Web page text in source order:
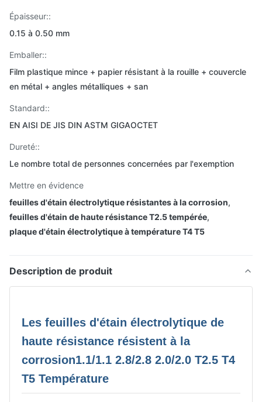
Épaisseur::
0.15 à 0.50 mm
Emballer::
Film plastique mince + papier résistant à la rouille + couvercle
en métal + angles métalliques + san
Standard::
EN AISI DE JIS DIN ASTM GIGAOCTET
Dureté::
Le nombre total de personnes concernées par l'exemption
Mettre en évidence
feuilles d'étain électrolytique résistantes à la corrosion,
feuilles d'étain de haute résistance T2.5 tempérée,
plaque d'étain électrolytique à température T4 T5
Description de produit
Les feuilles d'étain électrolytique de
haute résistance résistent à la
corrosion1.1/1.1 2.8/2.8 2.0/2.0 T2.5 T4
T5 Température